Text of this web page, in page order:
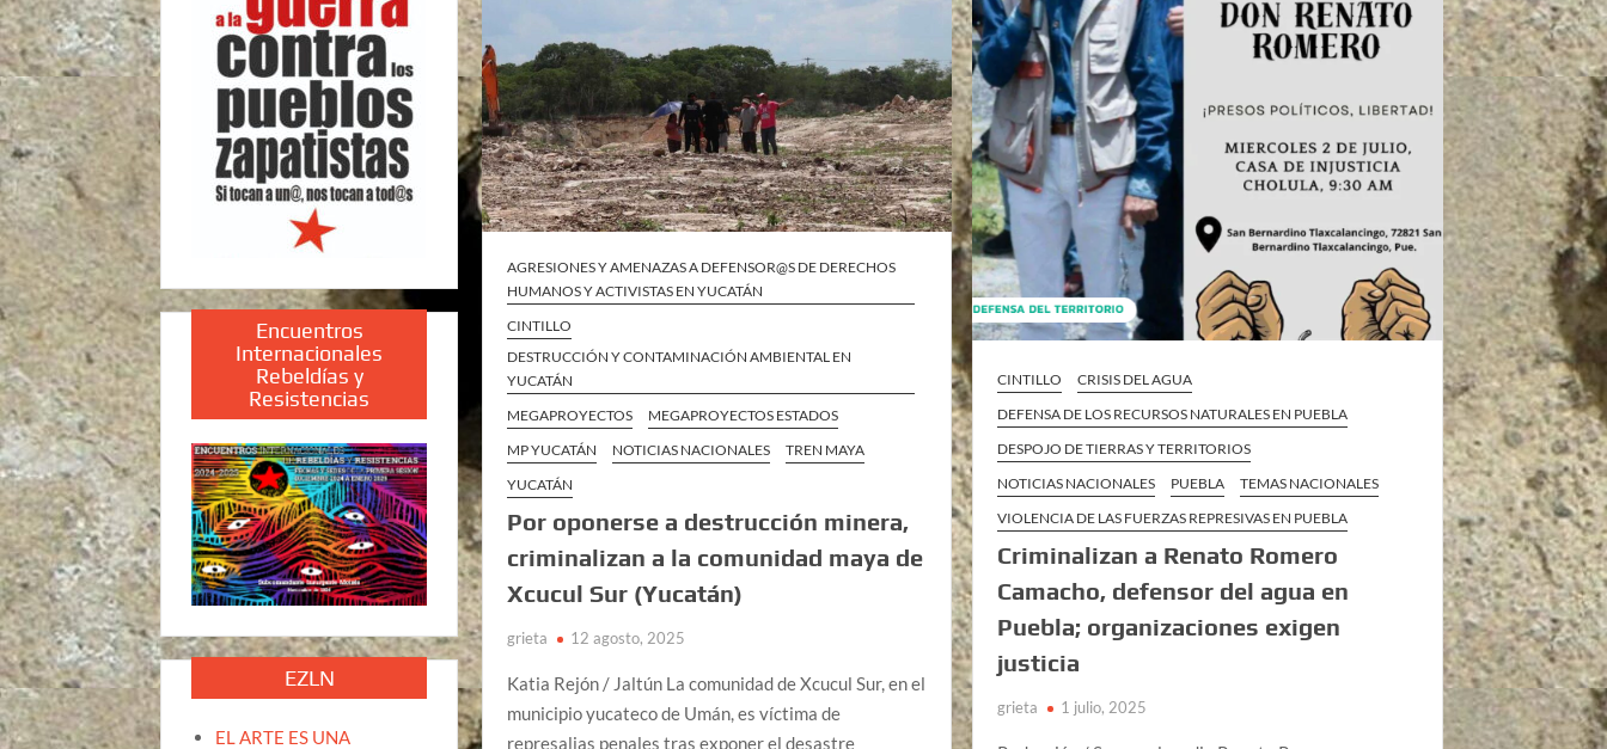
AGRESIONES Y AMENAZAS A DEFENSOR@S DE DERECHOS
HUMANOS Y ACTIVISTAS EN YUCATÁN
CINTILLO
DESTRUCCIÓN Y CONTAMINACIÓN AMBIENTAL EN
YUCATÁN
MEGAPROYECTOS
MEGAPROYECTOS ESTADOS
MP YUCATÁN
NOTICIAS NACIONALES
TREN MAYA
YUCATÁN
Por oponerse a destrucción minera,
criminalizan a la comunidad maya de
Xcucul Sur (Yucatán)
grieta 12 agosto, 2025
Katia Rejón / Jaltún La comunidad de Xcucul Sur, en el
municipio yucateco de Umán, es víctima de
represalias penales tras exponer el desastre
CINTILLO
CRISIS DEL AGUA
DEFENSA DE LOS RECURSOS NATURALES EN PUEBLA
DESPOJO DE TIERRAS Y TERRITORIOS
NOTICIAS NACIONALES
PUEBLA
TEMAS NACIONALES
VIOLENCIA DE LAS FUERZAS REPRESIVAS EN PUEBLA
Criminalizan a Renato Romero
Camacho, defensor del agua en
Puebla; organizaciones exigen
justicia
grieta 1 julio, 2025
Encuentros
Internacionales
Rebeldías y
Resistencias
EZLN
EL ARTE ES UNA